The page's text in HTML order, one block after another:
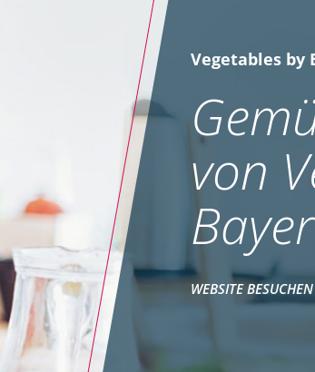
Vegetables by
von
Bayer
WEBSITE BESUCHEN